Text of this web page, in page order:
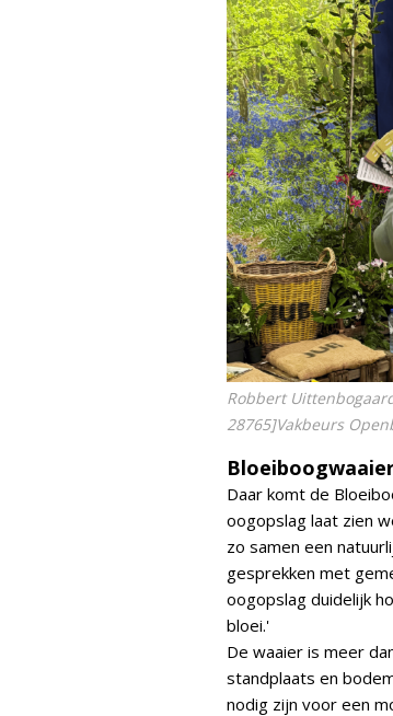
Robbert
28765]Vakbeurs
Daar komt de
oogopslag laat zien
zo samen een
gesprekken met
oogopslag duidelijk
bloei.'
De waaier is meer
standplaats en
nodig zijn voor een